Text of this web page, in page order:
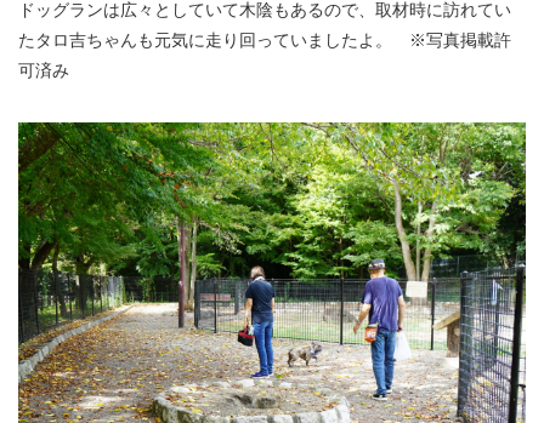
ドッグランは広々としていて木陰もあるので、取材時に訪れてい
たタロ吉ちゃんも元気に走り回っていましたよ。 ※写真掲載許
可済み